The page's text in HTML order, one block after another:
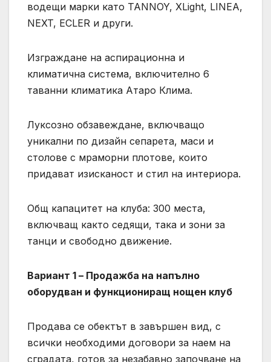
водещи марки като TANNOY, XLight, LINEA,
NEXT, ECLER и други.
Изграждане на аспирационна и
климатична система, включително 6
таванни климатика Атаро Клима.
Луксозно обзавеждане, включващо
уникални по дизайн сепарета, маси и
столове с мраморни плотове, които
придават изисканост и стил на интериора.
Общ капацитет на клуба: 300 места,
включващ както седящи, така и зони за
танци и свободно движение.
Вариант 1 – Продажба на напълно
оборудван и функциониращ нощен клуб
Продава се обектът в завършен вид, с
всички необходими договори за наем на
сградата, готов за незабавно започване на